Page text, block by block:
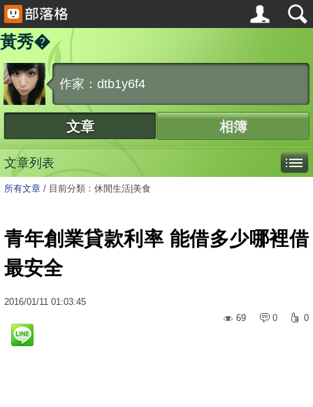
黃秀�
作家：dtb1y6f4
文章 相簿
文章列表
所有文章 / 目前分類：休閒生活|美食
青年創業貸款利率 能借多少哪裡借
最安全
2016/01/11 01:03:45
69
0 0